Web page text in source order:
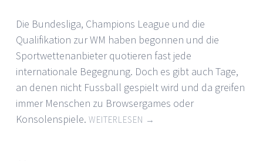
Die Bundesliga, Champions League und die
Qualifikation zur WM haben begonnen und die
Sportwettenanbieter quotieren fast jede
internationale Begegnung. Doch es gibt auch Tage,
an denen nicht Fussball gespielt wird und da greifen
immer Menschen zu Browsergames oder
Konsolenspiele. WEITERLESEN →